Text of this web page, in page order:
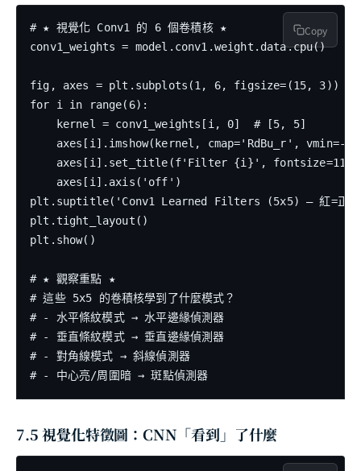
# ★ 視覺化 Conv1 的 6 個卷積核 ★
conv1_weights = model.conv1.weight.data.cpu()
fig, axes = plt.subplots(1, 6, figsize=(15, 3))
for i in range(6):
    kernel = conv1_weights[i, 0]  # [5, 5]
axes[i].imshow(kernel, cmap='RdBu_r', vmin=-
    axes[i].set_title(f'Filter {i}', fontsize=11)
    axes[i].axis('off')
plt.suptitle('Conv1 Learned Filters (5x5) — 紅=正
plt.tight_layout()
plt.show()
# ★ 觀察重點 ★
# 這些 5x5 的卷積核學到了什麼模式？
# - 水平條紋模式 → 水平邊緣偵測器
# - 垂直條紋模式 → 垂直邊緣偵測器
# - 對角線模式 → 斜線偵測器
Copy
7.5 視覺化特徵圖：CNN「看到」了什麼